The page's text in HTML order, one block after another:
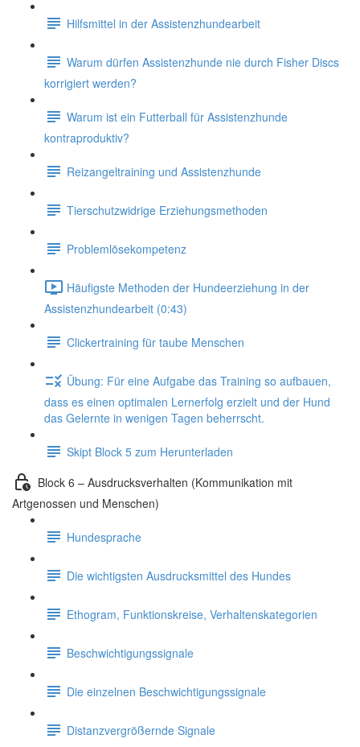
Hilfsmittel in der Assistenzhundearbeit
Warum dürfen Assistenzhunde nie durch Fisher Discs
korrigiert werden?
Warum ist ein Futterball für Assistenzhunde
kontraproduktiv?
Reizangeltraining und Assistenzhunde
Tierschutzwidrige Erziehungsmethoden
Problemlösekompetenz
Häufigste Methoden der Hundeerziehung in der
Assistenzhundearbeit (0:43)
Clickertraining für taube Menschen
Übung: Für eine Aufgabe das Training so aufbauen,
dass es einen optimalen Lernerfolg erzielt und der Hund
das Gelernte in wenigen Tagen beherrscht.
Skipt Block 5 zum Herunterladen
Block 6 – Ausdrucksverhalten (Kommunikation mit
Artgenossen und Menschen)
Hundesprache
Die wichtigsten Ausdrucksmittel des Hundes
Ethogram, Funktionskreise, Verhaltenskategorien
Beschwichtigungssignale
Die einzelnen Beschwichtigungssignale
Distanzvergrößernde Signale